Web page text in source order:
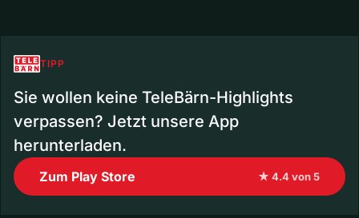
TIPP
Sie wollen keine TeleBärn-Highlights
verpassen? Jetzt unsere App
herunterladen.
Zum Play Store ★ 4.4 von 5